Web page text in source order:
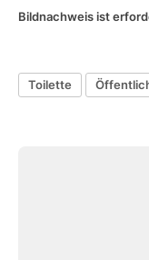
Bildnachweis ist
Toilette